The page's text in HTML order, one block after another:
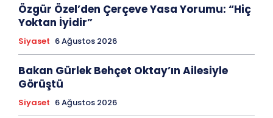
Özgür Özel’den Çerçeve Yasa Yorumu: “Hiç
Yoktan İyidir”
Siyaset 6 Ağustos 2026
Bakan Gürlek Behçet Oktay’ın Ailesiyle
Görüştü
Siyaset 6 Ağustos 2026